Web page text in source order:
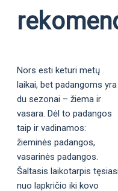
Nors esti keturi metų
laikai, bet padangoms yra
du sezonai – žiema ir
vasara. Dėl to padangos
taip ir vadinamos:
žieminės padangos,
vasarinės padangos.
Šaltasis laikotarpis tęsiasi
nuo lapkričio iki kovo